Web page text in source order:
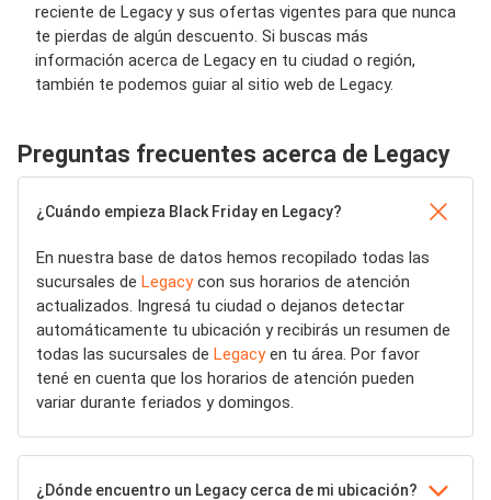
reciente de Legacy y sus ofertas vigentes para que nunca
te pierdas de algún descuento. Si buscas más
información acerca de Legacy en tu ciudad o región,
también te podemos guiar al sitio web de Legacy.
Preguntas frecuentes acerca de Legacy
¿Cuándo empieza Black Friday en Legacy?
En nuestra base de datos hemos recopilado todas las
sucursales de Legacycon sus horarios de atención
actualizados. Ingresá tu ciudad o dejanos detectar
automáticamente tu ubicación y recibirás un resumen de
todas las sucursales de Legacyen tu área. Por favor
tené en cuenta que los horarios de atención pueden
variar durante feriados y domingos.
¿Dónde encuentro un Legacy cerca de mi ubicación?